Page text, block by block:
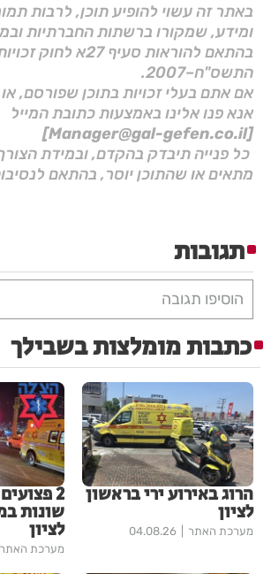
באתר זה עשוי להופיע תוכן, לרבות
ומידע, שמקורו ברשתות החברתיות
בהתאם להוראות סעיף 27א
התשס"ח–2007.
אם אתם בעלי זכויות בתוכן שפורסם,
אנא פנו אלינו באמצעות כתובת המייל
[Manager@gal-gefen.co.il]
כל פנייה תיבדק בהקדם, ובמידת
מתאים או שהתוכן יוסר, בהתאם
תגובות
הוסיפו תגובה
כתבות מומלצות בשבילך
הרוג באירוע ירי בראשון
לציון
מערכת האתר 04.08.26
2
שונות
לציון
מערכת האתר